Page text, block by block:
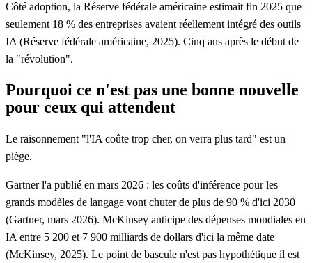
Côté adoption, la Réserve fédérale américaine estimait fin 2025 que
seulement 18 % des entreprises avaient réellement intégré des outils
IA (Réserve fédérale américaine, 2025). Cinq ans après le début de
la "révolution".
Pourquoi ce n'est pas une bonne nouvelle
pour ceux qui attendent
Le raisonnement "l'IA coûte trop cher, on verra plus tard" est un
piège.
Gartner l'a publié en mars 2026 : les coûts d'inférence pour les
grands modèles de langage vont chuter de plus de 90 % d'ici 2030
(Gartner, mars 2026). McKinsey anticipe des dépenses mondiales en
IA entre 5 200 et 7 900 milliards de dollars d'ici la même date
(McKinsey, 2025). Le point de bascule n'est pas hypothétique il est